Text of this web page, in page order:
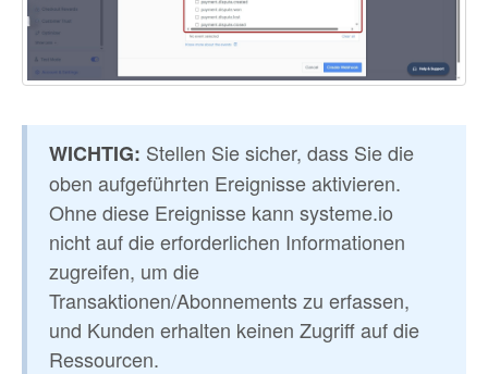
WICHTIG: Stellen Sie sicher, dass Sie die
oben aufgeführten Ereignisse aktivieren.
Ohne diese Ereignisse kann systeme.io
nicht auf die erforderlichen Informationen
zugreifen, um die
Transaktionen/Abonnements zu erfassen,
und Kunden erhalten keinen Zugriff auf die
Ressourcen.